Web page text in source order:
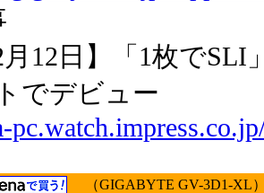
2月12日】「1枚で
でデビュー
（GIGABYTE GV-3D1-XL